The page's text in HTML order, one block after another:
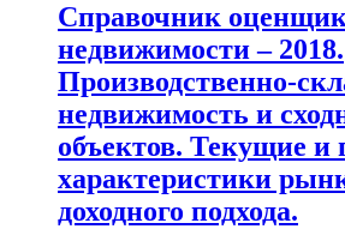
Справочник
недвижимости – 2018.
Производственно-
недвижимость и
объектов. Текущие и
характеристики
доходного подхода.